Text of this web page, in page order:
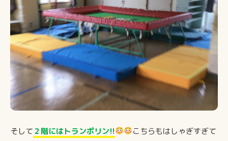
そして２階にはトランポリン!!
こちらもはしゃぎすぎて